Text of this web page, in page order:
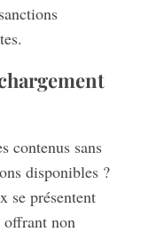
contenus sans
disponibles ?
se présentent
offrant non